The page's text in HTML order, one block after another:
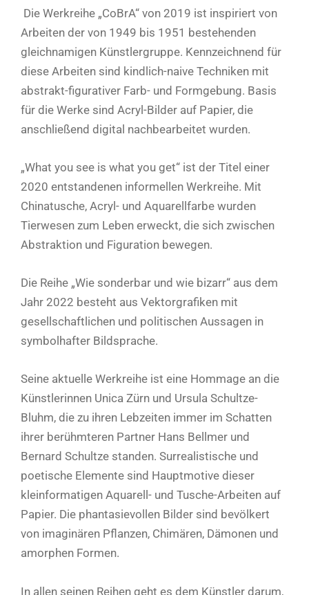
Die Werkreihe „CoBrA“ von 2019 ist inspiriert von
Arbeiten der von 1949 bis 1951 bestehenden
gleichnamigen Künstlergruppe. Kennzeichnend für
diese Arbeiten sind kindlich-naive Techniken mit
abstrakt-figurativer Farb- und Formgebung. Basis
für die Werke sind Acryl-Bilder auf Papier, die
anschließend digital nachbearbeitet wurden.
„What you see is what you get“ ist der Titel einer
2020 entstandenen informellen Werkreihe. Mit
Chinatusche, Acryl- und Aquarellfarbe wurden
Tierwesen zum Leben erweckt, die sich zwischen
Abstraktion und Figuration bewegen.
Die Reihe „Wie sonderbar und wie bizarr“ aus dem
Jahr 2022 besteht aus Vektorgrafiken mit
gesellschaftlichen und politischen Aussagen in
symbolhafter Bildsprache.
Seine aktuelle Werkreihe ist eine Hommage an die
Künstlerinnen Unica Zürn und Ursula Schultze-
Bluhm, die zu ihren Lebzeiten immer im Schatten
ihrer berühmteren Partner Hans Bellmer und
Bernard Schultze standen. Surrealistische und
poetische Elemente sind Hauptmotive dieser
kleinformatigen Aquarell- und Tusche-Arbeiten auf
Papier. Die phantasievollen Bilder sind bevölkert
von imaginären Pflanzen, Chimären, Dämonen und
amorphen Formen.
In allen seinen Reihen geht es dem Künstler darum,